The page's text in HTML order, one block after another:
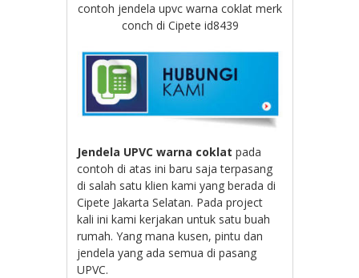
contoh jendela upvc warna coklat merk
conch di Cipete id8439
Jendela UPVC warna coklat pada
contoh di atas ini baru saja terpasang
di salah satu klien kami yang berada di
Cipete Jakarta Selatan. Pada project
kali ini kami kerjakan untuk satu buah
rumah. Yang mana kusen, pintu dan
jendela yang ada semua di pasang
UPVC.